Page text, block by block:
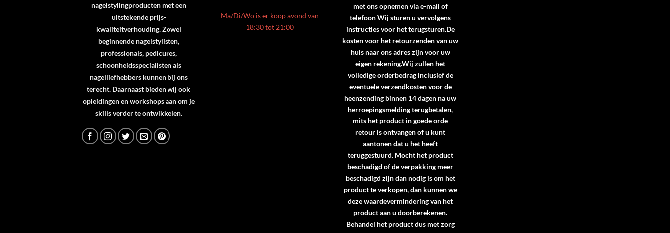
nagelstylingproducten met een
uitstekende prijs-
kwaliteitverhouding. Zowel
beginnende nagelstylisten,
professionals, pedicures,
schoonheidsspecialisten als
nagelliefhebbers kunnen bij ons
terecht. Daarnaast bieden wij ook
opleidingen en workshops aan om je
skills verder te ontwikkelen.
Ma/Di/Wo is er koop avond van
18:30 tot 21:00
met ons opnemen via e-mail of
telefoon Wij sturen u vervolgens
instructies voor het terugsturen.De
kosten voor het retourzenden van uw
huis naar ons adres zijn voor uw
eigen rekening.Wij zullen het
volledige orderbedrag inclusief de
eventuele verzendkosten voor de
heenzending binnen 14 dagen na uw
herroepingsmelding terugbetalen,
mits het product in goede orde
retour is ontvangen of u kunt
aantonen dat u het heeft
teruggestuurd. Mocht het product
beschadigd of de verpakking meer
beschadigd zijn dan nodig is om het
product te verkopen, dan kunnen we
deze waardevermindering van het
product aan u doorberekenen.
Behandel het product dus met zorg